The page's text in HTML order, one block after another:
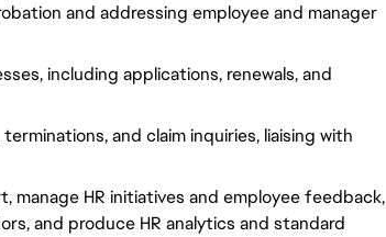
and addressing employee and manager
including applications, renewals, and
and claim inquiries, liaising with
manage HR initiatives and employee feedback,
and produce HR analytics and standard